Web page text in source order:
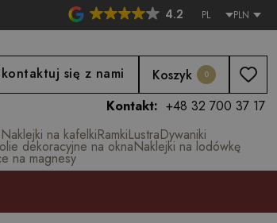
4.2 PL PLN
się z nami Koszyk 0
Kontakt: +48 32 700 37 17
Naklejki na kafelkiRamkiLustraDywaniki
dekoracyjne na oknaNaklejki na lodówkę
na magnesy